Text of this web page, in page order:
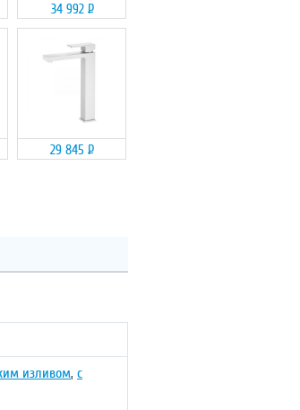
34 992 Р
29 845 Р
изливом, с